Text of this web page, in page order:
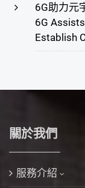
6G助力元
6G
Establish
關於我們
服務介紹